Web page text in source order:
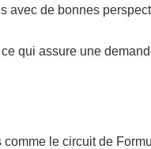
avec de bonnes
qui assure une
le circuit de